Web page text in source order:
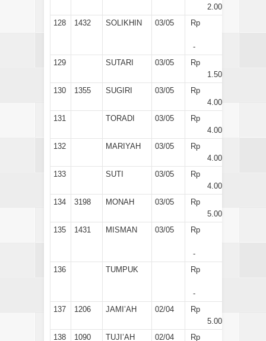
2.000
128
1432 SOLIKHIN 03/05 Rp
-
129
SUTARI 03/05
Rp
1.500
130
1355 SUGIRI 03/05
Rp
4.000
131
TORADI 03/05
Rp
4.000
132
MARIYAH 03/05
Rp
4.000
133
SUTI 03/05
Rp
4.000
134
3198 MONAH 03/05
Rp
5.000
135
1431 MISMAN 03/05 Rp
-
136
TUMPUK Rp
-
137
1206 JAMI’AH 02/04
Rp
5.000
138
1090 TUJI’AH 02/04
Rp